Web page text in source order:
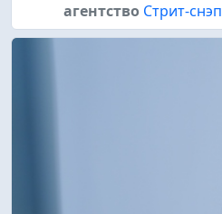
агентство Стрит-снэп